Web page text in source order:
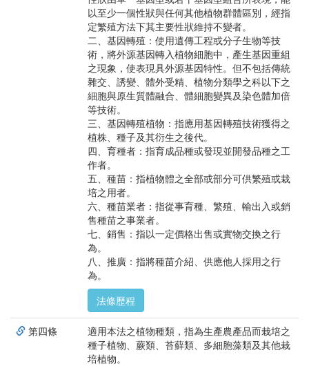
以至少一個性狀與任何其他植物群體區別，經指
定繁殖方法下其主要性狀維持不變者。
二、基因轉殖：使用遺傳工程或分子生物等技
術，將外源基因轉入植物細胞中，產生基因重組
之現象，使表現具外源基因特性。但不包括傳統
雜交、誘變、體外受精、植物分類學之科以下之
細胞與原生質體融合、體細胞變異及染色體加倍
等技術。
三、基因轉殖植物：指應用基因轉殖技術獲得之
植株、種子及其衍生之後代。
四、育種者：指育成品種或發現並開發品種之工
作者。
五、種苗：指植物體之全部或部分可供繁殖或栽
培之用者。
六、種苗業者：指從事育種、繁殖、輸出入或銷
售種苗之事業者。
七、銷售：指以一定價格出售或實物交換之行
為。
八、推廣：指將種苗介紹、供應他人採用之行
為。
法條歷程
第四條
適用本法之植物種類，指為生產農產品而栽培之
種子植物、蕨類、苔蘚類、多細胞藻類及其他栽
培植物。